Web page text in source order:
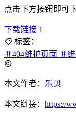
点击下方按钮即可
下载链接 1
标签：
404维护页面
本文作者： 乐贝
本文链接： https://